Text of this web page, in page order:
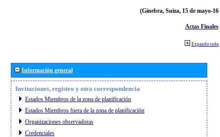
(Ginebra, Suiza, 15 de mayo-
Actas Finales
Expandir todo
Información general
Invitaciones, registro y otra correspondencia
Estados Miembros de la zona de planificación
Estados Miembros fuera de la zona de planificación
Organizaciones observadoras
Credenciales